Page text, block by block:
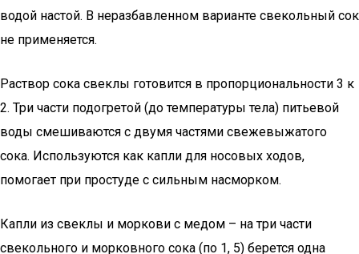
водой настой. В неразбавленном варианте свекольный сок
не применяется.
Раствор сока свеклы готовится в пропорциональности 3 к
2. Три части подогретой (до температуры тела) питьевой
воды смешиваются с двумя частями свежевыжатого
сока. Используются как капли для носовых ходов,
помогает при простуде с сильным насморком.
Капли из свеклы и моркови с медом – на три части
свекольного и морковного сока (по 1, 5) берется одна